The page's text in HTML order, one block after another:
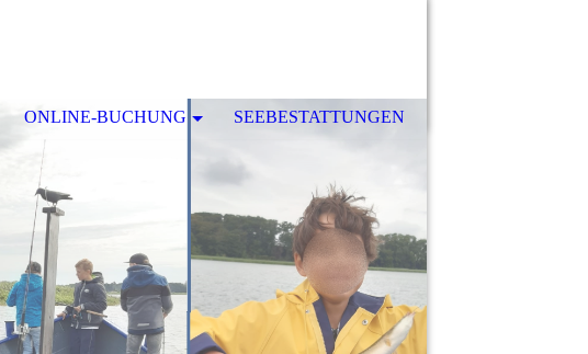
ONLINE-BUCHUNG SEEBESTATTUNGEN